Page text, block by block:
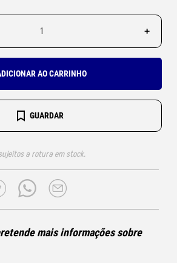
+
AO CARRINHO
GUARDAR
a rotura em stock.
mais informações sobre